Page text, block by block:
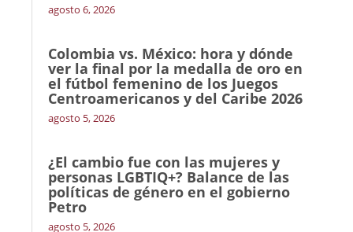
agosto 6, 2026
Colombia vs. México: hora y dónde
ver la final por la medalla de oro en
el fútbol femenino de los Juegos
Centroamericanos y del Caribe 2026
agosto 5, 2026
¿El cambio fue con las mujeres y
personas LGBTIQ+? Balance de las
políticas de género en el gobierno
Petro
agosto 5, 2026